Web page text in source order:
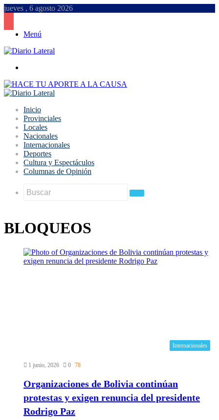
jueves , 6 agosto 2026
Menú
Inicio
Provinciales
Locales
Nacionales
Internacionales
Deportes
Cultura y Espectáculos
Columnas de Opinión
Buscar
BLOQUEOS
Internacionales
1 junio, 2026 0 78
Organizaciones de Bolivia continúan
protestas y exigen renuncia del presidente
Rodrigo Paz